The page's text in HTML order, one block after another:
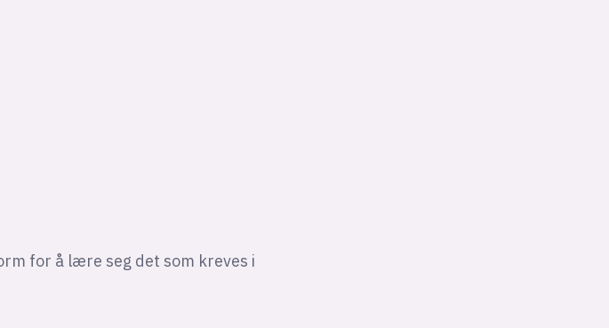
for å lære seg det som kreves i